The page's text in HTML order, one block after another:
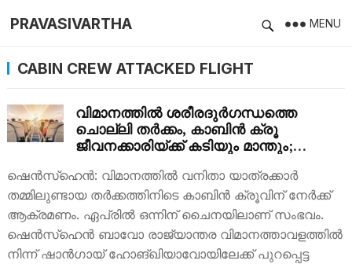
PRAVASIVARTHA MENU
CABIN CREW ATTACKED FLIGHT
വിമാനത്തില്‍ ശരീരദുര്‍ഗന്ധത്തെ
ചൊല്ലി തര്‍ക്കം, കാബിൻ ക്രൂ
ജീവനക്കാരിയ്ക്ക് കടിയും മാന്തും;
ഷെൻസ്ഹെൻ: വിമാനത്തിൽ വനിതാ യാത്രക്കാർ
തമ്മിലുണ്ടായ തര്‍ക്കത്തിനിടെ കാബിൻ ക്രൂവിന് നേർക്ക്
ആക്രമണം. ഏപ്രിൽ ഒന്നിന് ചൈനയിലാണ് സംഭവം.
ഷെൻസ്ഹെൻ ബാവോ രാജ്യാന്തര വിമാനത്താവളത്തിൽ
നിന്ന് ഷാൻഗായ് ഹോങ്ഖിയാവോയിലേക്ക് പുറപ്പെട്ട